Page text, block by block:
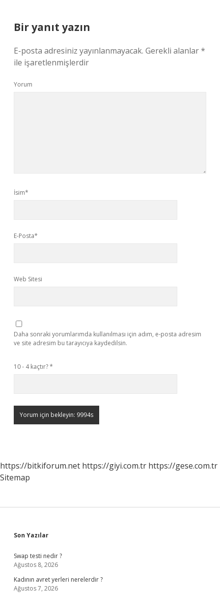
Bir yanıt yazın
E-posta adresiniz yayınlanmayacak. Gerekli alanlar*
ile işaretlenmişlerdir
Yorum
İsim*
E-Posta*
Web Sitesi
Daha sonraki yorumlarımda kullanılması için adım, e-posta adresim
ve site adresim bu tarayıcıya kaydedilsin.
10 - 4 kaçtır?*
https://bitkiforum.net https://giyi.com.tr https://gese.com.tr
Sitemap
Sidebar
Son Yazılar
Swap testi nedir ?
Ağustos 8, 2026
Kadının avret yerleri nerelerdir ?
Ağustos 7, 2026